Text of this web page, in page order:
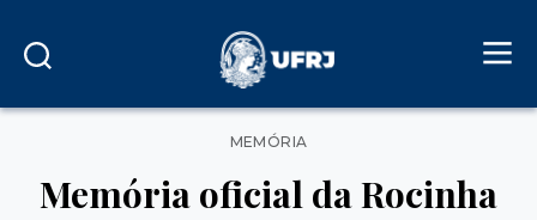
Categorias
MEMÓRIA
Memória oficial da Rocinha